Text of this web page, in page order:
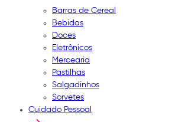
Barras de Cereal
Bebidas
Doces
Eletrônicos
Mercearia
Pastilhas
Salgadinhos
Sorvetes
Cuidado Pessoal